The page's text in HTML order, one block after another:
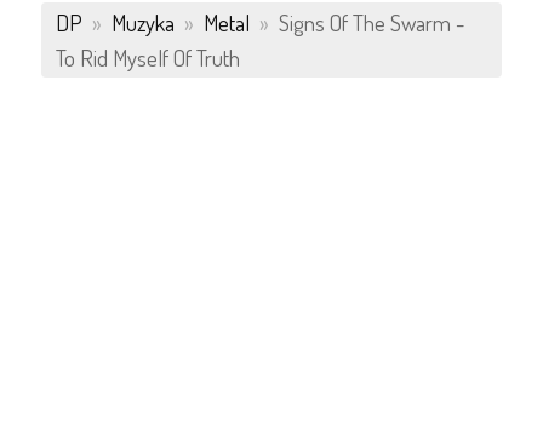
DP » Muzyka » Metal » Signs Of The Swarm -
To Rid Myself Of Truth